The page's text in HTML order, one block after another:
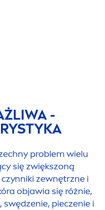
-
problem wielu
się zwiększoną
zewnętrzne i
objawia się różnie,
, swędzenie, pieczenie i